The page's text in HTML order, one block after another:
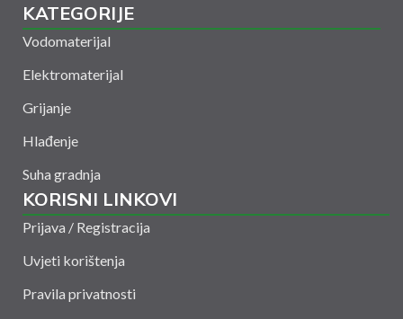
KATEGORIJE
Vodomaterijal
Elektromaterijal
Grijanje
Hlađenje
Suha gradnja
KORISNI LINKOVI
Prijava / Registracija
Uvjeti korištenja
Pravila privatnosti